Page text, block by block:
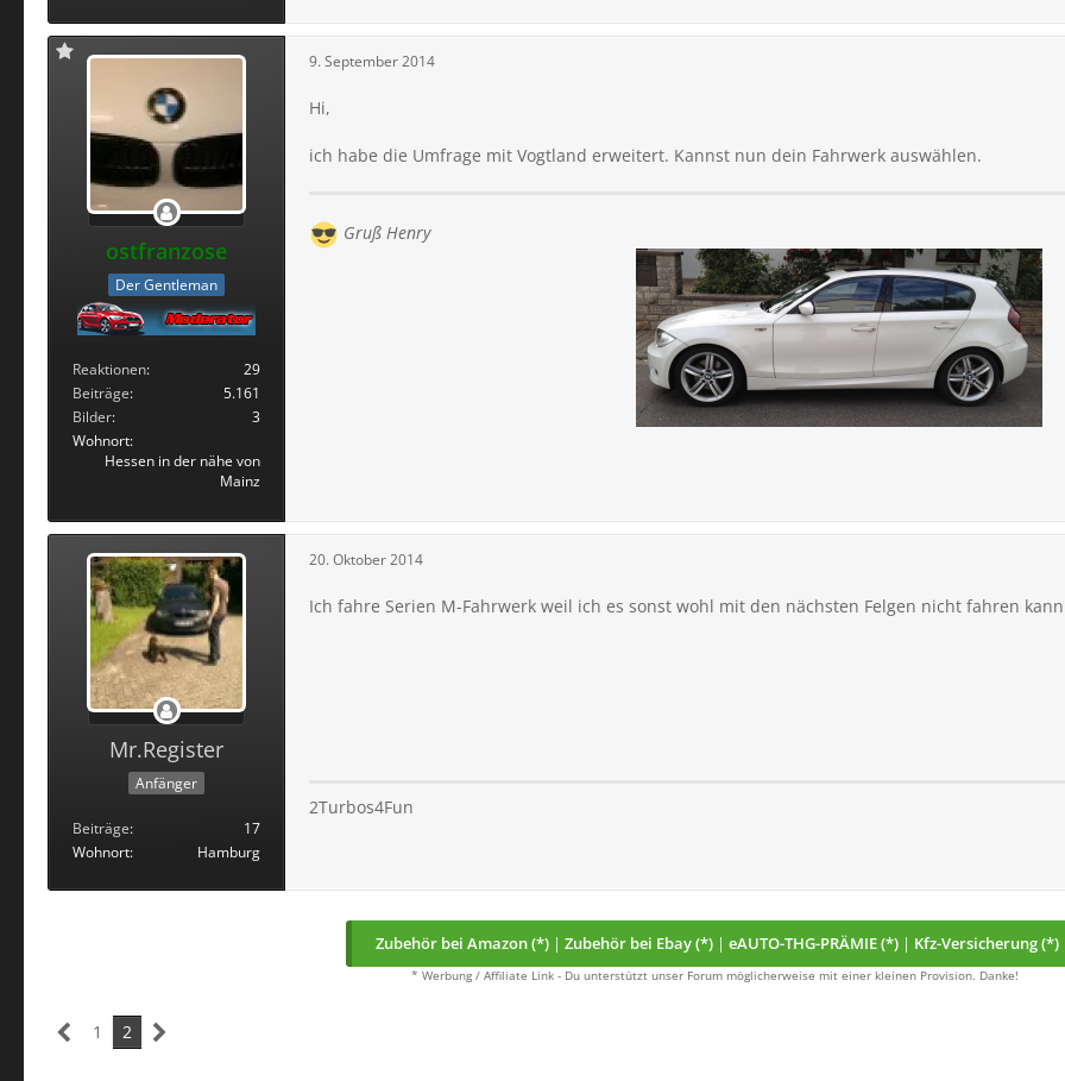
ostfranzose
Der Gentleman
Reaktionen
29
Beiträge
5.161
Bilder
3
Wohnort
Hessen in der nähe von
Mainz
9. September 2014
Hi,
ich habe die Umfrage mit Vogtland erweitert. Kannst nun dein Fahrwerk auswählen.
Gruß Henry
Mr.Register
Anfänger
Beiträge
17
Wohnort
Hamburg
20. Oktober 2014
Ich fahre Serien M-Fahrwerk weil ich es sonst wohl mit den nächsten Felgen nicht fahren
2Turbos4Fun
Zubehör bei Amazon (*) | Zubehör bei Ebay (*) | eAUTO-THG-PRÄMIE (*) | Kfz-Versicherung (*)
* Werbung / Affiliate Link - Du unterstützt unser Forum möglicherweise mit einer kleinen Provision. Danke!
1 2